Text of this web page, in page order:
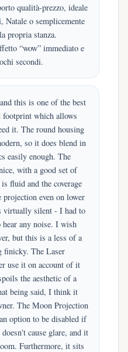
qualità-prezzo, ideale
Natale o semplicemente
propria stanza.
“wow” immediato e
secondi.
this is one of the best
footprint which allows
it. The round housing
so it does blend in
easily enough. The
with a good set of
fluid and the coverage
even on lower
virtually silent - I had to
any noise. I wish
but this is a less of a
finicky. The Laser
use it on account of it
the aesthetic of a
being said, I think it
The Moon Projection
option to be disabled if
cause glare, and it
Furthermore, it sits